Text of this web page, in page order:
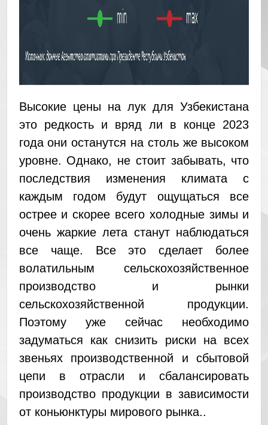
Высокие цены на лук для Узбекистана
это редкость и вряд ли в конце 2023
года они останутся на столь же высоком
уровне. Однако, не стоит забывать, что
последствия изменения климата с
каждым годом будут ощущаться все
острее и скорее всего холодные зимы и
очень жаркие лета станут наблюдаться
все чаще. Все это сделает более
волатильным сельскохозяйственное
производство и рынки
сельскохозяйственной продукции.
Поэтому уже сейчас необходимо
задуматься как снизить риски на всех
звеньях производственной и сбытовой
цепи в отрасли и сбалансировать
производство продукции в зависимости
от коньюнктуры мирового рынка..